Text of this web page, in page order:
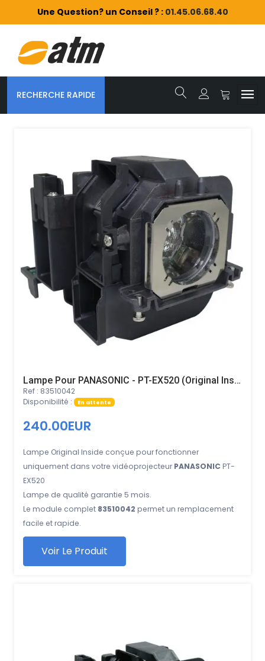
Une Question? un Conseil ? : 01.45.06.68.40
RECHERCHE RAPIDE
Lampe Pour PANASONIC - PT-EX520 (Original Inside)
Ref : 83510042
Disponibilité :
En attente
240.00EUR
Lampe Original Inside conçue pour fonctionner
uniquement dans votre vidéoprojecteur PANASONICPT-
EX520
Lampe de qualité garantie 5 mois.
Le module complet 83510042 permet un remplacement
facile et rapide.
Voir Le Produit